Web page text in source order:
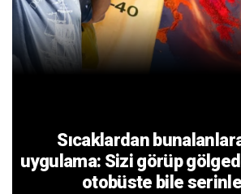
Sıcaklardan
uygulama: Sizi görüp
otobüste bile